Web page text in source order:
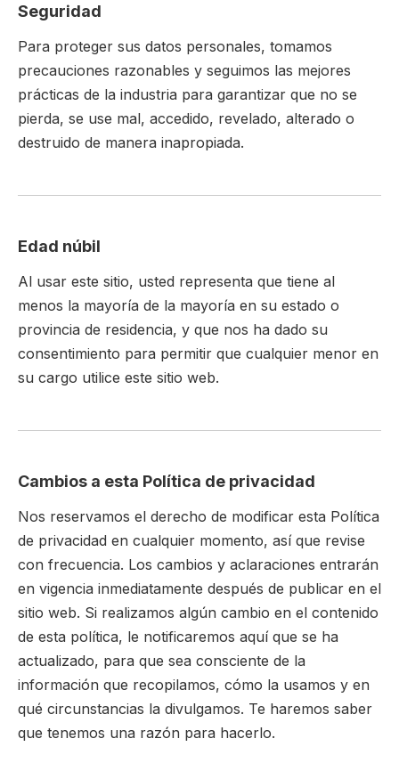
Seguridad
Para proteger sus datos personales, tomamos
precauciones razonables y seguimos las mejores
prácticas de la industria para garantizar que no se
pierda, se use mal, accedido, revelado, alterado o
destruido de manera inapropiada.
Edad núbil
Al usar este sitio, usted representa que tiene al
menos la mayoría de la mayoría en su estado o
provincia de residencia, y que nos ha dado su
consentimiento para permitir que cualquier menor en
su cargo utilice este sitio web.
Cambios a esta Política de privacidad
Nos reservamos el derecho de modificar esta Política
de privacidad en cualquier momento, así que revise
con frecuencia. Los cambios y aclaraciones entrarán
en vigencia inmediatamente después de publicar en el
sitio web. Si realizamos algún cambio en el contenido
de esta política, le notificaremos aquí que se ha
actualizado, para que sea consciente de la
información que recopilamos, cómo la usamos y en
qué circunstancias la divulgamos. Te haremos saber
que tenemos una razón para hacerlo.